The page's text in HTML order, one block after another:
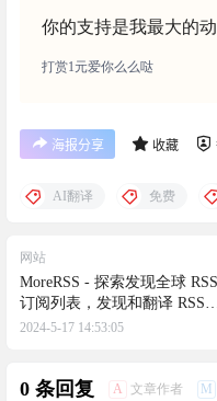
你的支持是我最大的
打赏1元爱你么么哒
海报分享 收藏
AI翻译 免费
网站
MoreRSS - 探索发现全球 RSS
订阅列表，发现和翻译 RSS
feeds
2024-5-17 14:53:05
0 条回复 A 文章作者 M